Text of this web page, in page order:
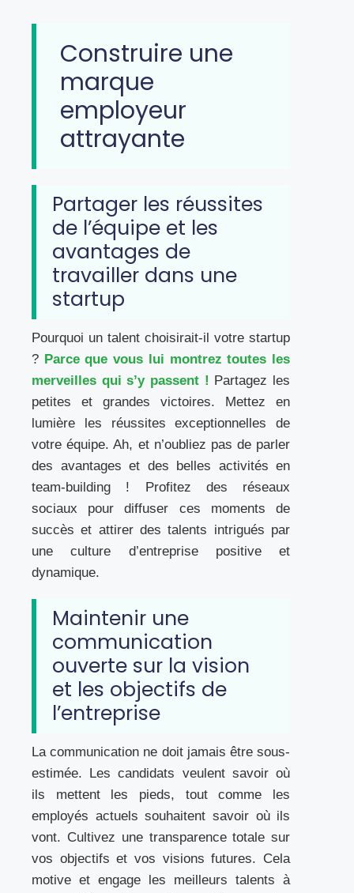
Construire une
marque
employeur
attrayante
Partager les réussites
de l’équipe et les
avantages de
travailler dans une
startup
Pourquoi un talent choisirait-il votre startup
? Parce que vous lui montrez toutes les
merveilles qui s’y passent ! Partagez les
petites et grandes victoires. Mettez en
lumière les réussites exceptionnelles de
votre équipe. Ah, et n’oubliez pas de parler
des avantages et des belles activités en
team-building ! Profitez des réseaux
sociaux pour diffuser ces moments de
succès et attirer des talents intrigués par
une culture d’entreprise positive et
dynamique.
Maintenir une
communication
ouverte sur la vision
et les objectifs de
l’entreprise
La communication ne doit jamais être sous-
estimée. Les candidats veulent savoir où
ils mettent les pieds, tout comme les
employés actuels souhaitent savoir où ils
vont. Cultivez une transparence totale sur
vos objectifs et vos visions futures. Cela
motive et engage les meilleurs talents à